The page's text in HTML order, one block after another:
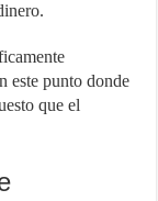
este punto donde
que el